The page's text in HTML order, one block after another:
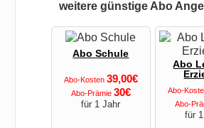
weitere günstige Abo
Abo Schule
Abo-Kosten 39,00€
Abo-Prämie 30€
für 1 Jahr
Abo
Abo-
Abo-
für